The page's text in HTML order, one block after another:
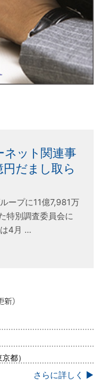
ネット関連事
だまし取ら
ープに11億7,981万
特別調査委員会に
4月 …
都）
さらに詳しく ▶